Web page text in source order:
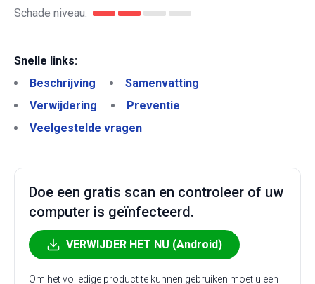
Schade niveau:
Snelle links:
Beschrijving
Samenvatting
Verwijdering
Preventie
Veelgestelde vragen
Doe een gratis scan en controleer of uw
computer is geïnfecteerd.
VERWIJDER HET NU (Android)
Om het volledige product te kunnen gebruiken moet u een